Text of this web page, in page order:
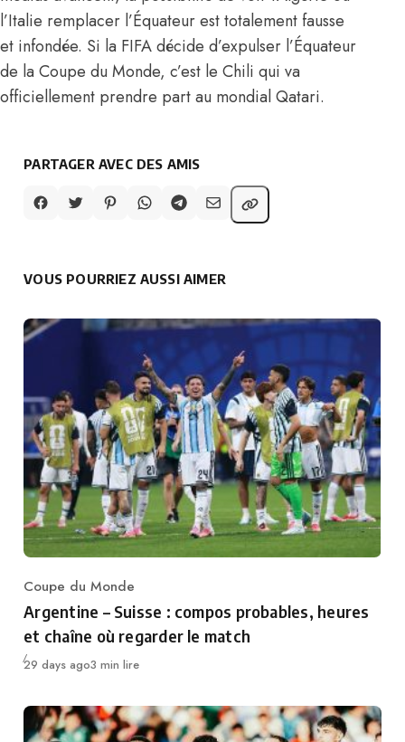
l’Italie remplacer l’Équateur est totalement fausse
et infondée. Si la FIFA décide d’expulser l’Équateur
de la Coupe du Monde, c’est le Chili qui va
officiellement prendre part au mondial Qatari.
PARTAGER AVEC DES AMIS
VOUS POURRIEZ AUSSI AIMER
Category
Coupe du Monde
Argentine – Suisse : compos probables, heures
et chaîne où regarder le match
Publié
29 days ago3 min lire